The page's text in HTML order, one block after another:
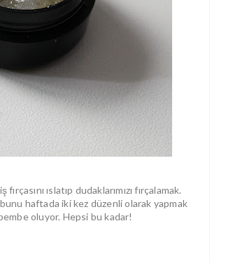
ıslatıp dudaklarımızı fırçalamak.
haftada iki kez düzenli olarak yapmak
oluyor. Hepsi bu kadar!